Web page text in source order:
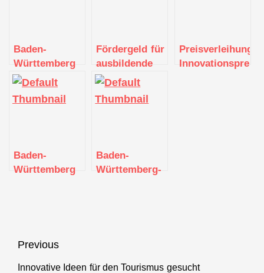
Baden-
Württemberg
fördert den
mit mehr als
Fördergeld für
ausbildende
Kleinbetriebe
Württemberg
Preisverleihung
Innovationspreis
Baden-
Württemberg
Dezember
Baden-
Württemberg-
Beitragsnavigation
Previous
Previous
Innovative Ideen für den Tourismus gesucht